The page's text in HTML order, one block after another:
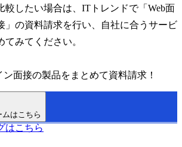
較したい場合は、ITトレンドで「Web面
」の資料請求を行い、自社に合うサービ
みてください。
ン面接の製品をまとめて資料請求！
はこちら
はこちら